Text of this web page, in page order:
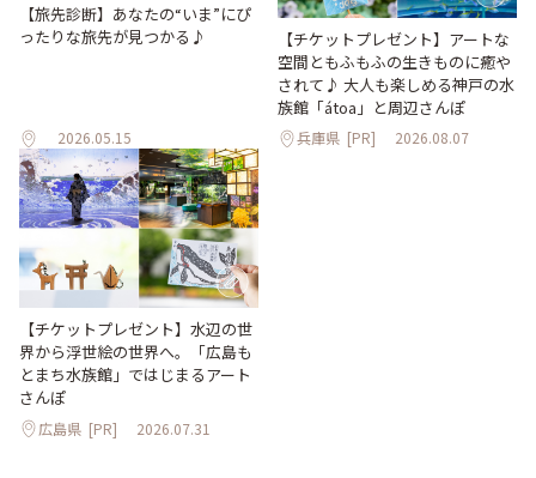
【旅先診断】あなたの“いま”にぴ
ったりな旅先が見つかる♪
2026.05.15
【チケットプレゼント】アートな
空間ともふもふの生きものに癒や
されて♪ 大人も楽しめる神戸の水
族館「átoa」と周辺さんぽ
兵庫県 [PR] 2026.08.07
【チケットプレゼント】水辺の世
界から浮世絵の世界へ。「広島も
とまち水族館」ではじまるアート
さんぽ
広島県 [PR] 2026.07.31